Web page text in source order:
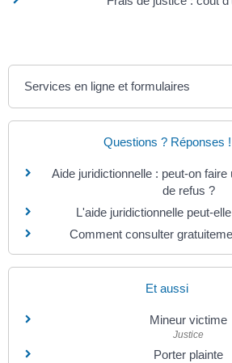
Services en ligne et formulaires
Questions ? Réponses !
Aide juridictionnelle : peut-on
de refus ?
L'aide juridictionnelle peut-
Comment consulter
Et aussi
Mineur victime
Justice
Porter plainte